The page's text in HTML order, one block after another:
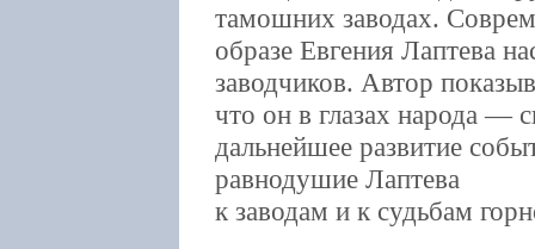
тамошних заводах.
образе Евгения Лаптева
заводчиков. Автор
что он в глазах народа —
дальнейшее развитие
равнодушие Лаптева
к заводам и к судьбам